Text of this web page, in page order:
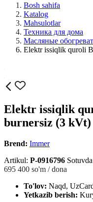
Bosh sahifa
Katalog
Mahsulotlar
Техника для дома
Масляные
Elektr issiqlik quroli
Elektr issiqlik
burnersiz (3 kVt)
Brend: Immer
Artikul: P-0916796
695 400 so'm / dona
To'lov: Naqd,
Yetkazib berish: